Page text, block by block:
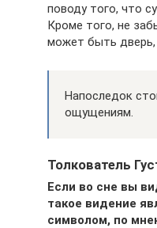
поводу того, что
Кроме того, не
может быть дверь,
Напоследок
ощущениям.
Толкователь
Если во сне вы
такое видение
символом, по